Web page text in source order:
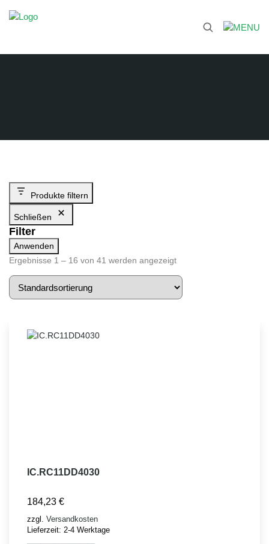
Produkte filtern
Schließen
Filter
Anwenden
Ergebnisse 1 – 16 von 41 werden angezeigt
IC.RC11DD4030
184,23 €
zzgl. Versandkosten
Lieferzeit: 2-4 Werktage